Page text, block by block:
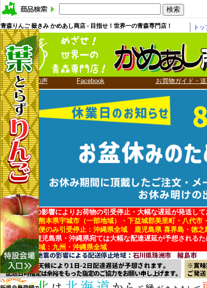
青森りんご 嶽きみ かめあし商店 - 目指せ！世界一の青森専門店！ ト
お客様の声 Facebook お買物ガイド・
地震・台風の影響によりお荷物の引受停止・大幅な遅延が発送して
■引受停止：熊本県宇城市（一部地域）・下益城郡美里町・八代市
■冷蔵・冷凍便のみ引受停止：沖縄県全域 鹿児島県 喜界島・徳之
※熊本県・鹿児島県・沖縄県宛ては大幅な配達遅延が予想される
■配達遅延地域：九州・沖縄県全域